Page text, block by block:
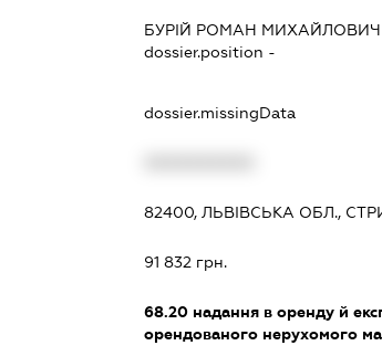
БУРІЙ РОМАН МИХАЙЛОВИЧ
dossier.position -
dossier.missingData
82400, ЛЬВІВСЬКА ОБЛ.,
91 832 грн.
68.20 надання в оренду й
орендованого нерухомого